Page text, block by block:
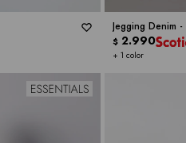
Jegging Denim -
+ 1 color
$ 2.990